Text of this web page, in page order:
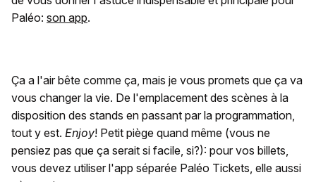
Paléo: son app.
Ça a l'air bête comme ça, mais je vous promets que ça va
vous changer la vie. De l'emplacement des scènes à la
disposition des stands en passant par la programmation,
tout y est. Enjoy! Petit piège quand même (vous ne
pensiez pas que ça serait si facile, si?): pour vos billets,
vous devez utiliser l'app séparée Paléo Tickets, elle aussi